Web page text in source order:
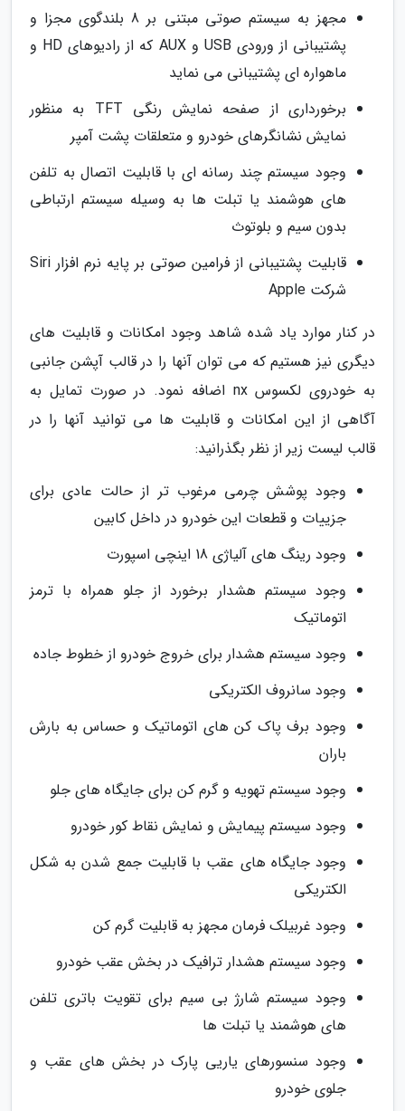
مجهز به سیستم صوتی مبتنی بر 8 بلندگوی مجزا و
پشتیبانی از ورودی USB و AUX که از رادیوهای HD و
ماهواره ای پشتیبانی می نماید
برخورداری از صفحه نمایش رنگی TFT به منظور
نمایش نشانگرهای خودرو و متعلقات پشت آمپر
وجود سیستم چند رسانه ای با قابلیت اتصال به تلفن
های هوشمند یا تبلت ها به وسیله سیستم ارتباطی
بدون سیم و بلوتوث
قابلیت پشتیبانی از فرامین صوتی بر پایه نرم افزار Siri
شرکت Apple
در کنار موارد یاد شده شاهد وجود امکانات و قابلیت های
دیگری نیز هستیم که می توان آنها را در قالب آپشن جانبی
به خودروی لکسوس nx اضافه نمود. در صورت تمایل به
آگاهی از این امکانات و قابلیت ها می توانید آنها را در
قالب لیست زیر از نظر بگذرانید:
وجود پوشش چرمی مرغوب تر از حالت عادی برای
جزییات و قطعات این خودرو در داخل کابین
وجود رینگ های آلیاژی 18 اینچی اسپورت
وجود سیستم هشدار برخورد از جلو همراه با ترمز
اتوماتیک
وجود سیستم هشدار برای خروج خودرو از خطوط جاده
وجود سانروف الکتریکی
وجود برف پاک کن های اتوماتیک و حساس به بارش
باران
وجود سیستم تهویه و گرم کن برای جایگاه های جلو
وجود سیستم پیمایش و نمایش نقاط کور خودرو
وجود جایگاه های عقب با قابلیت جمع شدن به شکل
الکتریکی
وجود غربیلک فرمان مجهز به قابلیت گرم کن
وجود سیستم هشدار ترافیک در بخش عقب خودرو
وجود سیستم شارژ بی سیم برای تقویت باتری تلفن
های هوشمند یا تبلت ها
وجود سنسورهای یاریی پارک در بخش های عقب و
جلوی خودرو